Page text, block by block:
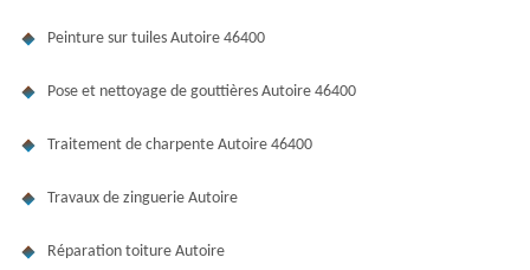
Peinture sur tuiles Autoire 46400
Pose et nettoyage de gouttières Autoire 46400
Traitement de charpente Autoire 46400
Travaux de zinguerie Autoire
Réparation toiture Autoire